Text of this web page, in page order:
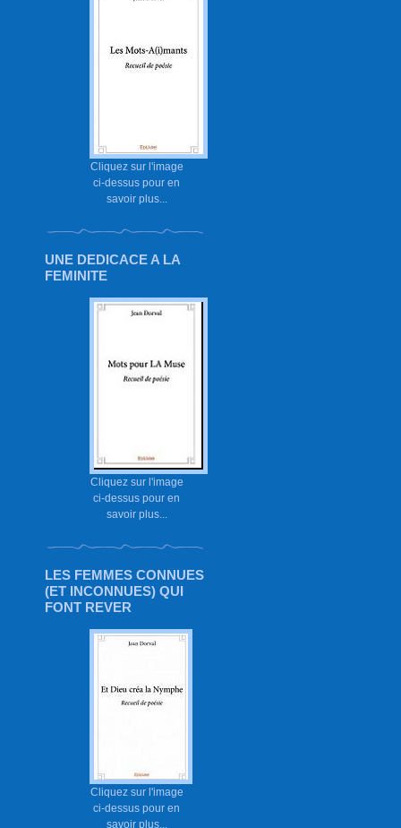
Cliquez sur l'image
ci-dessus pour en
savoir plus...
UNE DEDICACE A LA
FEMINITE
Cliquez sur l'image
ci-dessus pour en
savoir plus...
LES FEMMES CONNUES
(ET INCONNUES) QUI
FONT REVER
Cliquez sur l'image
ci-dessus pour en
savoir plus...